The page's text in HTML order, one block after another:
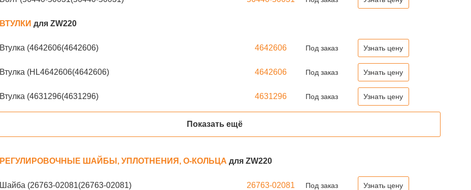
ВТУЛКИ для ZW220
Втулка (4642606(4642606) 4642606 Под заказ Узнать цену
Втулка (HL4642606(4642606) 4642606 Под заказ Узнать цену
Втулка (4631296(4631296) 4631296 Под заказ Узнать цену
Показать ещё
РЕГУЛИРОВОЧНЫЕ ШАЙБЫ, УПЛОТНЕНИЯ, О-КОЛЬЦА для ZW220
Шайба (26763-02081(26763-02081) 26763-02081 Под заказ Узнать цену